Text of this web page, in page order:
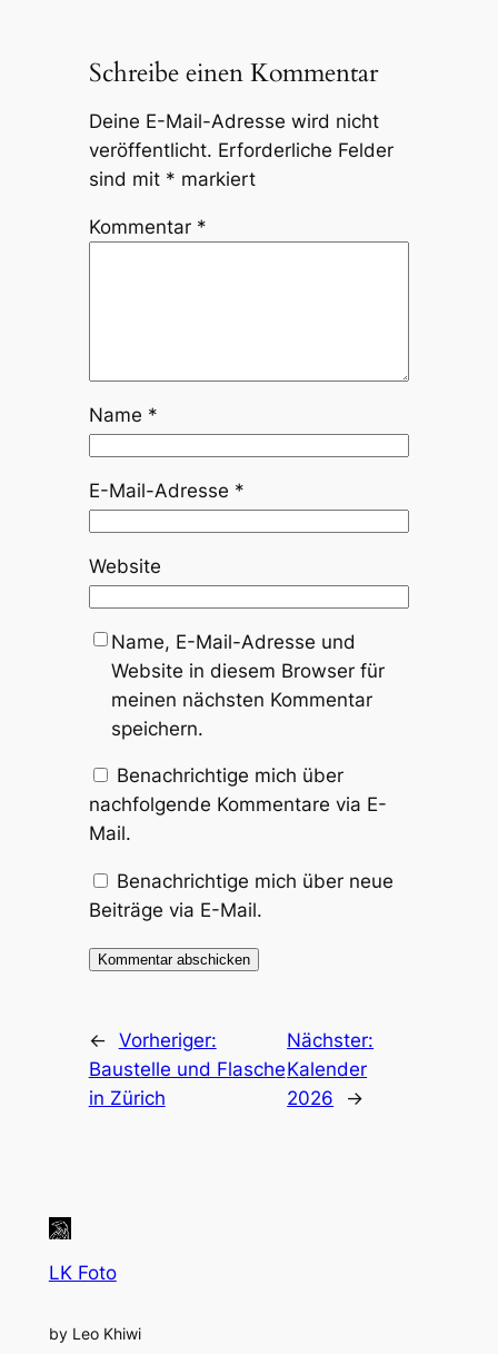
Schreibe einen Kommentar
Deine E-Mail-Adresse wird nicht
veröffentlicht. Erforderliche Felder
sind mit * markiert
Kommentar *
Name *
E-Mail-Adresse *
Website
Name, E-Mail-Adresse und
Website in diesem Browser für
meinen nächsten Kommentar
speichern.
Benachrichtige mich über
nachfolgende Kommentare via E-
Mail.
Benachrichtige mich über neue
Beiträge via E-Mail.
← Vorheriger:
Baustelle und Flasche
in Zürich
Nächster:
Kalender
2026
→
LK Foto
by Leo Khiwi